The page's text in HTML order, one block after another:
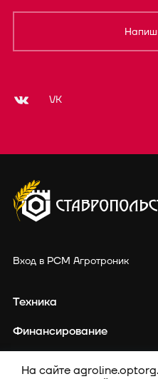
VK
Вход в РСМ Агротроник
Техника
Финансирование
На сайте